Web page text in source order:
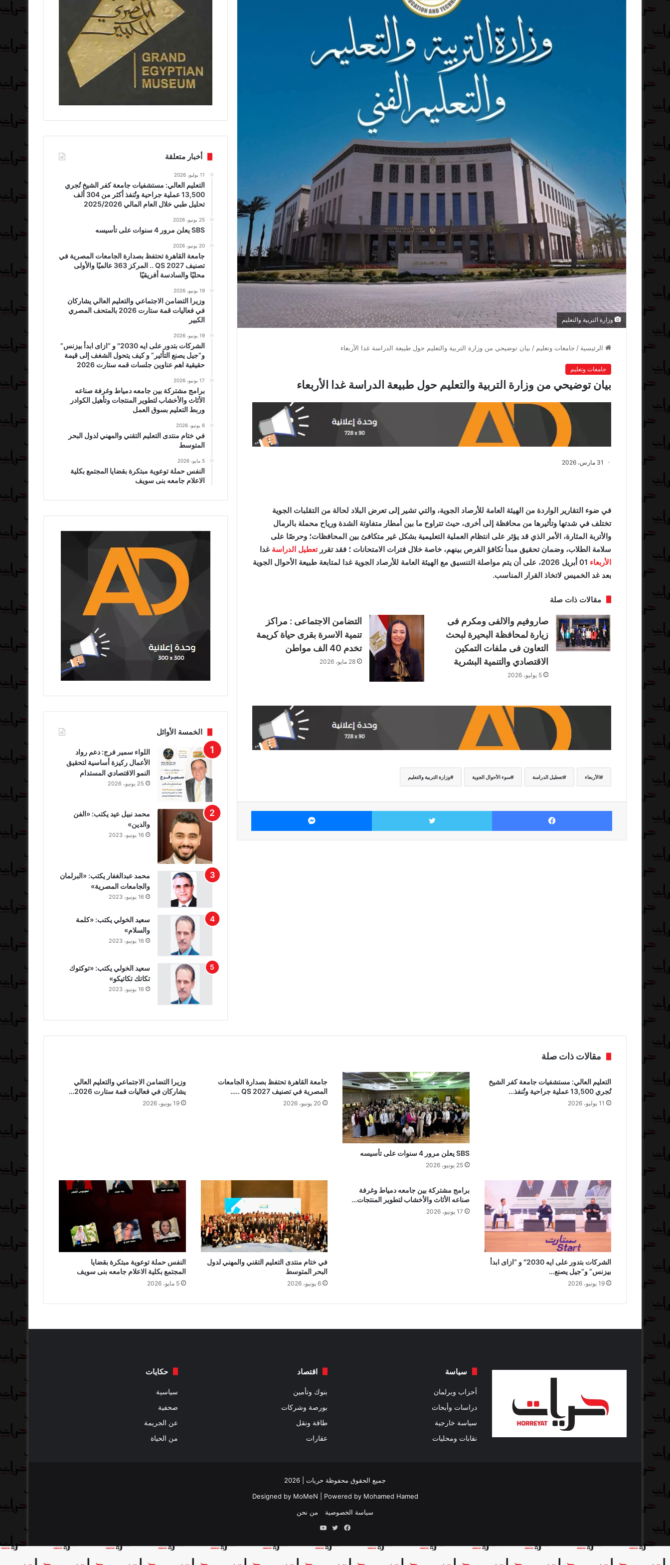
وزارة التربية والتعليم
الرئيسية / جامعات وتعليم / بيان توضيحي من وزارة التربية والتعليم حول طبيعة الدراسة غدا الأربعاء
جامعات وتعليم
بيان توضيحي من وزارة التربية والتعليم حول طبيعة الدراسة غدا الأربعاء
31 مارس، 2026
في ضوء التقارير الواردة من الهيئة العامة للأرصاد الجوية، والتي تشير إلى تعرض البلاد لحالة من التقلبات الجوية
تختلف في شدتها وتأثيرها من محافظة إلى أخرى، حيث تتراوح ما بين أمطار متفاوتة الشدة ورياح محملة بالرمال
والأتربة المثارة، الأمر الذي قد يؤثر على انتظام العملية التعليمية بشكل غير متكافئ بين المحافظات؛ وحرصًا على
سلامة الطلاب، وضمان تحقيق مبدأ تكافؤ الفرص بينهم، خاصة خلال فترات الامتحانات ؛ فقد تقررتعطيل الدراسة غدا
الأربعاء
01 أبريل 2026، على أن يتم مواصلة التنسيق مع الهيئة العامة للأرصاد الجوية غدا لمتابعة طبيعة الأحوال الجوية
بعد غد الخميس لاتخاذ القرار المناسب.
مقالات ذات صلة
صاروفيم والالفى ومكرم فى
زيارة لمحافظة البحيرة لبحث
التعاون فى ملفات التمكين
الاقتصادي والتنمية البشرية
5 يوليو، 2026
التضامن الاجتماعى : مراكز
تنمية الاسرة بقرى حياة كريمة
تخدم 40 الف مواطن
28 مايو، 2026
الأربعاء تعطيل الدراسة سوء الأحوال الجوية وزارة التربية والتعليم
فيسبوك تويتر ماسنجر
أخبار متعلقة
11 يوليو، 2026
التعليم العالي: مستشفيات جامعة كفر الشيخ تُجري
13,500 عملية جراحية وتُنفذ أكثر من 304 ألف
تحليل طبي خلال العام المالي 2025/2026
25 يونيو، 2026
SBS يعلن مرور 4 سنوات على تأسيسه
20 يونيو، 2026
جامعة القاهرة تحتفظ بصدارة الجامعات المصرية في
تصنيف QS 2027 .. المركز 363 عالميًا والأولى
محليًا والسادسة أفريقيًا
19 يونيو، 2026
وزيرا التضامن الاجتماعي والتعليم العالي يشاركان
في فعاليات قمة ستارت 2026 بالمتحف المصري
الكبير
19 يونيو، 2026
الشركات بتدور على ايه 2030″ و “ازاى ابدأ بيزنس”
و”جيل يصنع التأثير” و كيف يتحول الشغف إلى قيمة
حقيقية اهم عناوين جلسات قمه ستارت 2026
17 يونيو، 2026
برامج مشتركة بين جامعه دمياط وغرفة صناعه
الأثاث والأخشاب لتطوير المنتجات وتأهيل الكوادر
وربط التعليم بسوق العمل
6 يونيو، 2026
في ختام منتدى التعليم التقني والمهني لدول البحر
المتوسط
5 مايو، 2026
النفس حملة توعوية مبتكرة بقضايا المجتمع بكلية
الاعلام جامعه بنى سويف
الخمسة الأوائل
اللواء سمير فرج: دعم رواد
الأعمال ركيزة أساسية لتحقيق
النمو الاقتصادي المستدام
25 يونيو، 2026
محمد نبيل عيد يكتب: «الفن
والدين»
16 يونيو، 2023
محمد عبدالغفار يكتب: «البرلمان
والجامعات المصرية»
16 يونيو، 2023
سعيد الخولي يكتب: «كلمة
والسلام»
16 يونيو، 2023
سعيد الخولي يكتب: «توكتوك
تكاتك تكاتيكو»
16 يونيو، 2023
مقالات ذات صلة
التعليم العالي: مستشفيات جامعة كفر الشيخ
تُجري 13,500 عملية جراحية وتُنفذ…
11 يوليو، 2026
SBS يعلن مرور 4 سنوات على تأسيسه
25 يونيو، 2026
جامعة القاهرة تحتفظ بصدارة الجامعات
المصرية في تصنيف QS 2027 ..…
20 يونيو، 2026
وزيرا التضامن الاجتماعي والتعليم العالي
يشاركان في فعاليات قمة ستارت 2026…
19 يونيو، 2026
الشركات بتدور على ايه 2030″ و “ازاى ابدأ
بيزنس” و”جيل يصنع…
19 يونيو، 2026
برامج مشتركة بين جامعه دمياط وغرفة
صناعه الأثاث والأخشاب لتطوير المنتجات…
17 يونيو، 2026
في ختام منتدى التعليم التقني والمهني لدول
البحر المتوسط
6 يونيو، 2026
النفس حملة توعوية مبتكرة بقضايا
المجتمع بكلية الاعلام جامعه بنى سويف
5 مايو، 2026
سياسة
أحزاب وبرلمان
دراسات وأبحاث
سياسة خارجية
نقابات ومحليات
اقتصاد
بنوك وتأمين
بورصة وشركات
طاقة ونقل
عقارات
حكايات
سياسية
صحفية
عن الجريمة
من الحياة
جميع الحقوق محفوظة حريات | 2026
Designed by MoMeN | Powered by Mohamed Hamed
سياسة الخصوصية
من نحن
فيسبوك
تويتريوتيوب